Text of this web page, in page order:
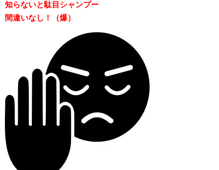
知らないと駄目シャンプー
間違いなし！（爆）